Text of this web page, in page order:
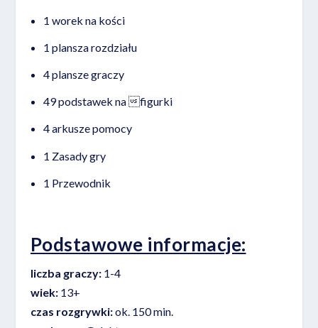
1 worek na kości
1 plansza rozdziału
4 plansze graczy
49 podstawek na figurki
4 arkusze pomocy
1 Zasady gry
1 Przewodnik
Podstawowe informacje:
liczba graczy:1-4
wiek:13+
czas rozgrywki:ok. 150 min.